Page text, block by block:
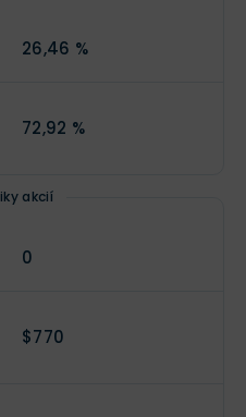
26,46 %
72,92 %
akcií
0
$770